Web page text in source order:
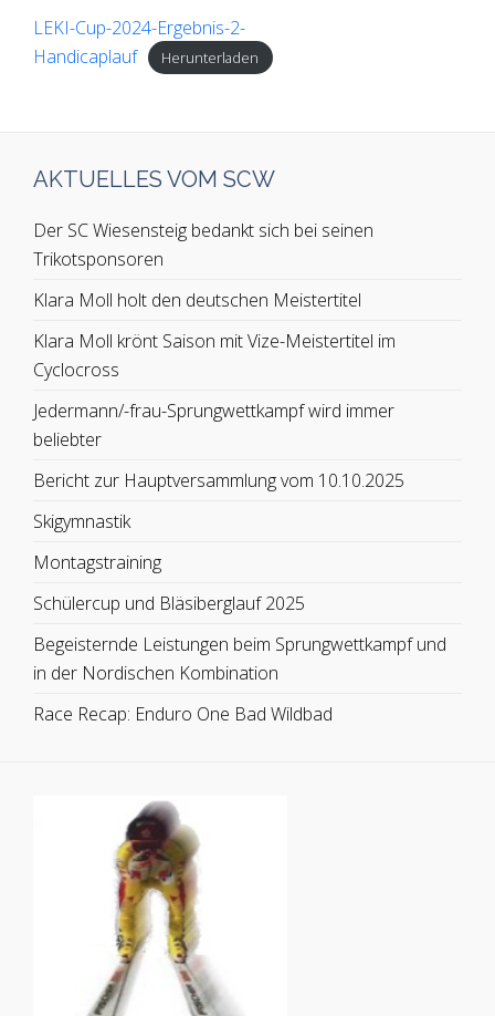
LEKI-Cup-2024-Ergebnis-2-
Handicaplauf
Herunterladen
AKTUELLES VOM SCW
Der SC Wiesensteig bedankt sich bei seinen
Trikotsponsoren
Klara Moll holt den deutschen Meistertitel
Klara Moll krönt Saison mit Vize-Meistertitel im
Cyclocross
Jedermann/-frau-Sprungwettkampf wird immer
beliebter
Bericht zur Hauptversammlung vom 10.10.2025
Skigymnastik
Montagstraining
Schülercup und Bläsiberglauf 2025
Begeisternde Leistungen beim Sprungwettkampf und
in der Nordischen Kombination
Race Recap: Enduro One Bad Wildbad